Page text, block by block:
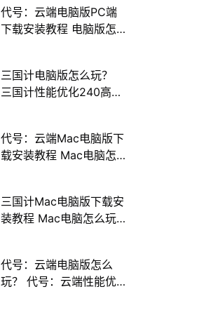
代号：云端电脑版PC端
下载安装教程 电脑版怎
三国计电脑版怎么玩？
三国计性能优化240高帧
代号：云端Mac电脑版下
载安装教程 Mac电脑怎
三国计Mac电脑版下载安
装教程 Mac电脑怎么玩
代号：云端电脑版怎么
玩？ 代号：云端性能优